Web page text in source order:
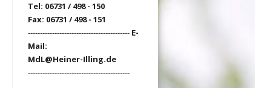
Tel: 06731 / 498 - 150
Fax: 06731 / 498 - 151
------------------------------------------ E-
Mail:
MdL@Heiner-Illing.de
------------------------------------------